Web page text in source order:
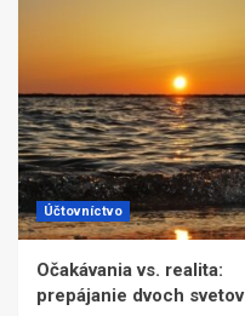
Účtovníctvo
Očakávania vs. realita:
prepájanie dvoch svetov